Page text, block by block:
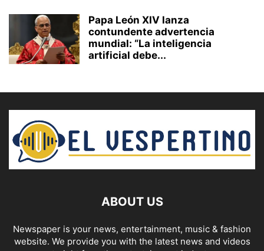
Papa León XIV lanza
contundente advertencia
mundial: “La inteligencia
artificial debe...
ABOUT US
Newspaper is your news, entertainment, music & fashion
website. We provide you with the latest news and videos